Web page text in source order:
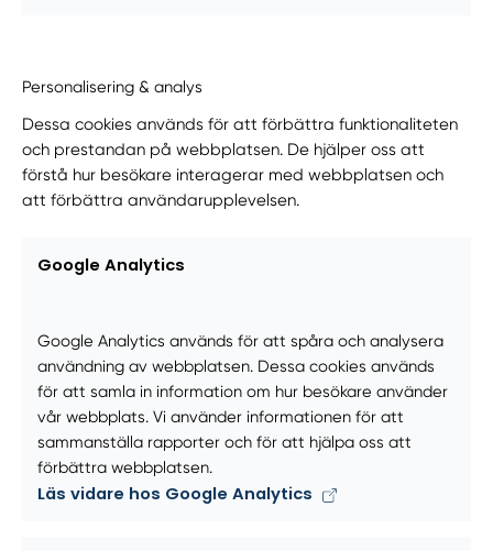
Personalisering & analys
Dessa cookies används för att förbättra funktionaliteten
och prestandan på webbplatsen. De hjälper oss att
förstå hur besökare interagerar med webbplatsen och
att förbättra användarupplevelsen.
Google Analytics
Google Analytics används för att spåra och analysera
användning av webbplatsen. Dessa cookies används
för att samla in information om hur besökare använder
vår webbplats. Vi använder informationen för att
sammanställa rapporter och för att hjälpa oss att
förbättra webbplatsen.
Läs vidare hos Google Analytics